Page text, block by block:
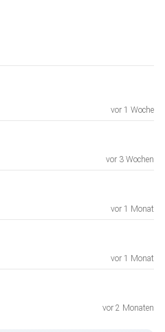
vor 1 Woche
vor 3 Wochen
vor 1 Monat
vor 1 Monat
vor 2 Monaten